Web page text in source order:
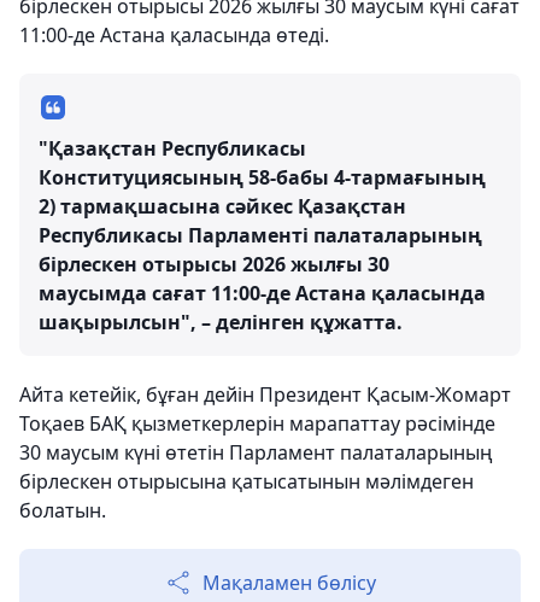
бірлескен отырысы 2026 жылғы 30 маусым күні сағат
11:00-де Астана қаласында өтеді.
"Қазақстан Республикасы
Конституциясының 58-бабы 4-тармағының
2) тармақшасына сәйкес Қазақстан
Республикасы Парламенті палаталарының
бірлескен отырысы 2026 жылғы 30
маусымда сағат 11:00-де Астана қаласында
шақырылсын", – делінген құжатта.
Айта кетейік, бұған дейін Президент Қасым-Жомарт
Тоқаев БАҚ қызметкерлерін марапаттау рәсімінде
30 маусым күні өтетін Парламент палаталарының
бірлескен отырысына қатысатынын мәлімдеген
болатын.
Мақаламен бөлісу